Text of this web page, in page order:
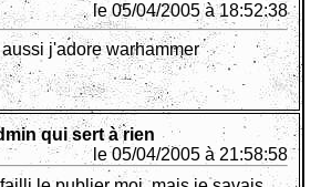
le 05/04/2005 à 18:52:38
j'adore warhammer
qui sert à rien
le 05/04/2005 à 21:58:58